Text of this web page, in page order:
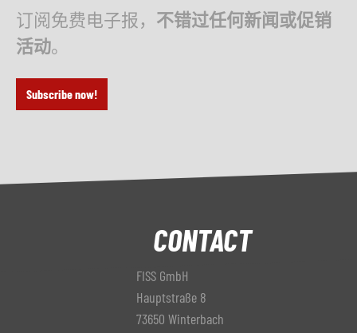
订阅免费电子报， 不错过任何新闻或促销
活动。
Subscribe now!
CONTACT
FISS GmbH
Hauptstraße 8
73650 Winterbach